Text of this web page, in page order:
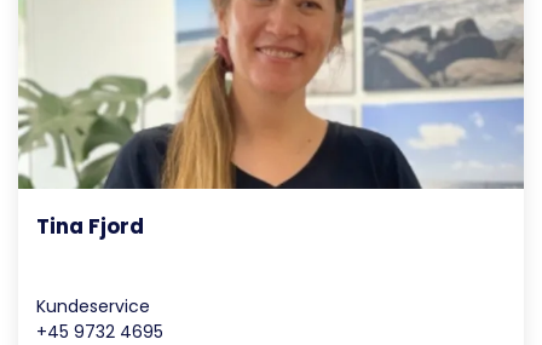
Tina Fjord
Kundeservice
+45 9732 4695